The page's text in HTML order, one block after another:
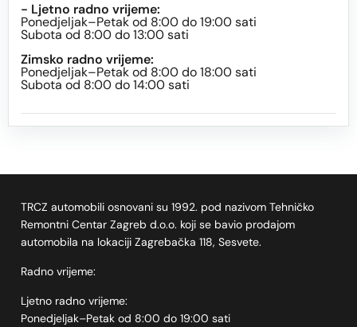
- Ljetno radno vrijeme:
Ponedjeljak–Petak od 8:00 do 19:00 sati
Subota od 8:00 do 13:00 sati
Zimsko radno vrijeme:
Ponedjeljak–Petak od 8:00 do 18:00 sati
Subota od 8:00 do 14:00 sati
TRCZ automobili osnovani su 1992. pod nazivom Tehničko
Remontni Centar Zagreb d.o.o. koji se bavio prodajom
automobila na lokaciji Zagrebačka 118, Sesvete.
Radno vrijeme:
Ljetno radno vrijeme:
Ponedjeljak–Petak od 8:00 do 19:00 sati